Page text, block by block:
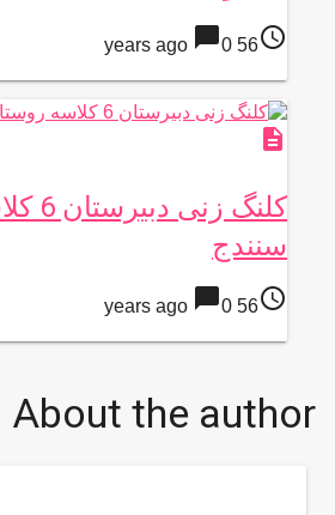
access_time
56 years ago
chat_bubble0
description
سنندج
access_time
56 years ago
chat_bubble0
About the author